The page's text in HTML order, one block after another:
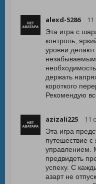
alexd-5286
Эта игра с
контроль,
уровни
держать
короткого
Рекомендую
azizali225 11
Эта игра
путешествие
управлением.
предвидеть
успеху. С
азарт не